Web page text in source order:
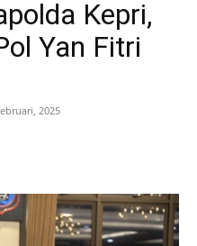
Kepri,
Yan Fitri
2025